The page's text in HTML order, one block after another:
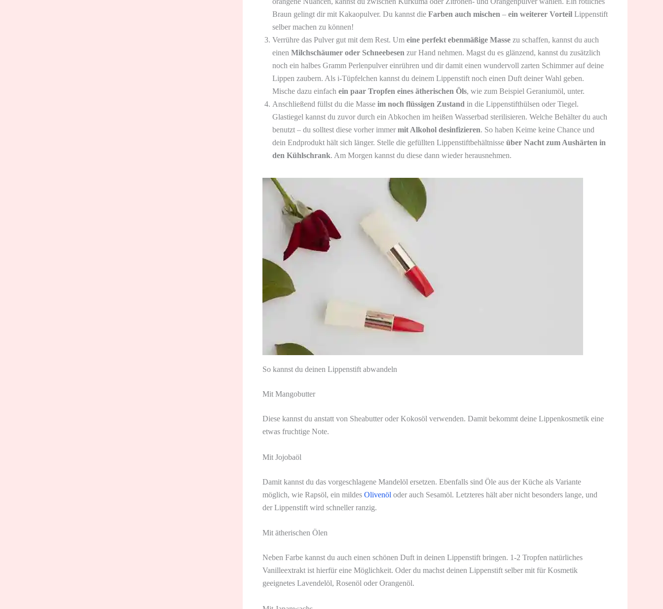
Braun gelingt dir mit Kakaopulver. Du kannst die Farben auch mischen – ein weiterer Vorteil Lippenstift
selber machen zu können!
Verrühre das Pulver gut mit dem Rest. Um eine perfekt ebenmäßige Masse zu schaffen, kannst du auch
einen Milchschäumer oder Schneebesen zur Hand nehmen. Magst du es glänzend, kannst du zusätzlich
noch ein halbes Gramm Perlenpulver einrühren und dir damit einen wundervoll zarten Schimmer auf deine
Lippen zaubern. Als i-Tüpfelchen kannst du deinem Lippenstift noch einen Duft deiner Wahl geben.
Mische dazu einfach ein paar Tropfen eines ätherischen Öls, wie zum Beispiel Geraniumöl, unter.
Anschließend füllst du die Masse im noch flüssigen Zustand in die Lippenstifthülsen oder Tiegel.
Glastiegel kannst du zuvor durch ein Abkochen im heißen Wasserbad sterilisieren. Welche Behälter du auch
benutzt – du solltest diese vorher immer mit Alkohol desinfizieren. So haben Keime keine Chance und
dein Endprodukt hält sich länger. Stelle die gefüllten Lippenstiftbehältnisse über Nacht zum Aushärten in
den Kühlschrank. Am Morgen kannst du diese dann wieder herausnehmen.
So kannst du deinen Lippenstift abwandeln
Mit Mangobutter
Diese kannst du anstatt von Sheabutter oder Kokosöl verwenden. Damit bekommt deine Lippenkosmetik eine
etwas fruchtige Note.
Mit Jojobaöl
Damit kannst du das vorgeschlagene Mandelöl ersetzen. Ebenfalls sind Öle aus der Küche als Variante
möglich, wie Rapsöl, ein mildes Olivenöl oder auch Sesamöl. Letzteres hält aber nicht besonders lange, und
der Lippenstift wird schneller ranzig.
Mit ätherischen Ölen
Neben Farbe kannst du auch einen schönen Duft in deinen Lippenstift bringen. 1-2 Tropfen natürliches
Vanilleextrakt ist hierfür eine Möglichkeit. Oder du machst deinen Lippenstift selber mit für Kosmetik
geeignetes Lavendelöl, Rosenöl oder Orangenöl.